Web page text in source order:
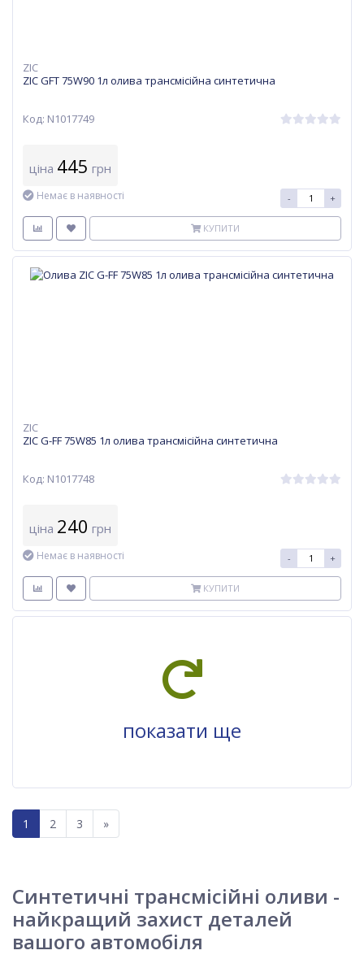
ZIC
ZIC GFT 75W90 1л олива трансмісійна синтетична
Код: N1017749
ціна 445 грн
Немає в наявності - +
КУПИТИ
ZIC
ZIC G-FF 75W85 1л олива трансмісійна синтетична
Код: N1017748
ціна 240 грн
Немає в наявності - +
КУПИТИ
показати ще
1 2 3 »
Синтетичні трансмісійні оливи -
найкращий захист деталей
вашого автомобіля